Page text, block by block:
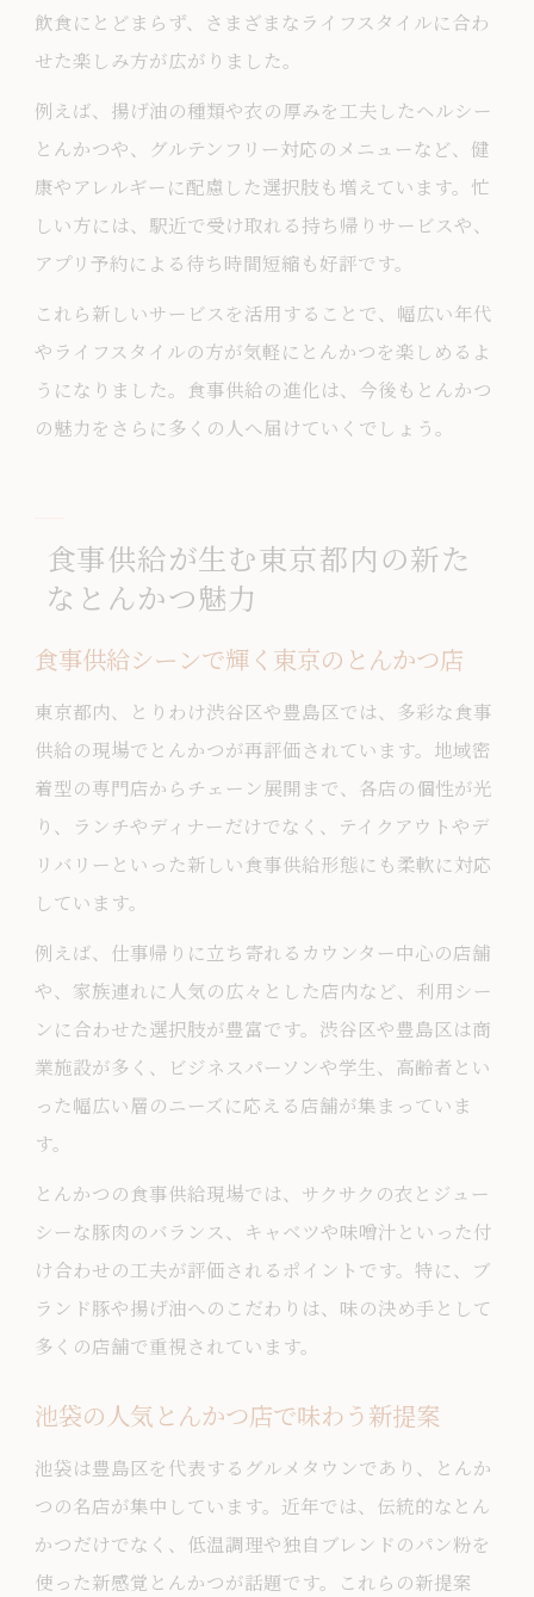
飲食にとどまらず、さまざまなライフスタイルに合わ
せた楽しみ方が広がりました。
例えば、揚げ油の種類や衣の厚みを工夫したヘルシー
とんかつや、グルテンフリー対応のメニューなど、健
康やアレルギーに配慮した選択肢も増えています。忙
しい方には、駅近で受け取れる持ち帰りサービスや、
アプリ予約による待ち時間短縮も好評です。
これら新しいサービスを活用することで、幅広い年代
やライフスタイルの方が気軽にとんかつを楽しめるよ
うになりました。食事供給の進化は、今後もとんかつ
の魅力をさらに多くの人へ届けていくでしょう。
食事供給が生む東京都内の新た
なとんかつ魅力
食事供給シーンで輝く東京のとんかつ店
東京都内、とりわけ渋谷区や豊島区では、多彩な食事
供給の現場でとんかつが再評価されています。地域密
着型の専門店からチェーン展開まで、各店の個性が光
り、ランチやディナーだけでなく、テイクアウトやデ
リバリーといった新しい食事供給形態にも柔軟に対応
しています。
例えば、仕事帰りに立ち寄れるカウンター中心の店舗
や、家族連れに人気の広々とした店内など、利用シー
ンに合わせた選択肢が豊富です。渋谷区や豊島区は商
業施設が多く、ビジネスパーソンや学生、高齢者とい
った幅広い層のニーズに応える店舗が集まっていま
す。
とんかつの食事供給現場では、サクサクの衣とジュー
シーな豚肉のバランス、キャベツや味噌汁といった付
け合わせの工夫が評価されるポイントです。特に、ブ
ランド豚や揚げ油へのこだわりは、味の決め手として
多くの店舗で重視されています。
池袋の人気とんかつ店で味わう新提案
池袋は豊島区を代表するグルメタウンであり、とんか
つの名店が集中しています。近年では、伝統的なとん
かつだけでなく、低温調理や独自ブレンドのパン粉を
使った新感覚とんかつが話題です。これらの新提案